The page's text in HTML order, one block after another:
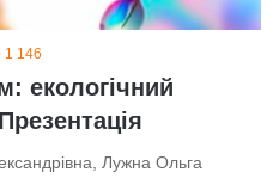
1 146
екологічний
Лужна Ольга